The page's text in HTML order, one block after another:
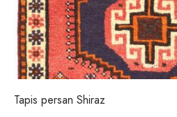
Tapis persan Shiraz